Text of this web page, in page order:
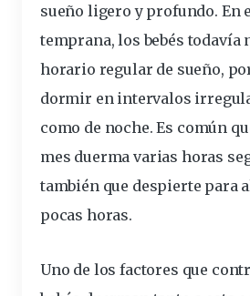
sueño ligero y profundo. En
temprana, los bebés todavía
horario regular de sueño,
dormir en intervalos
como de noche. Es común
mes duerma varias horas
también que despierte para
pocas horas.
Uno de los factores que